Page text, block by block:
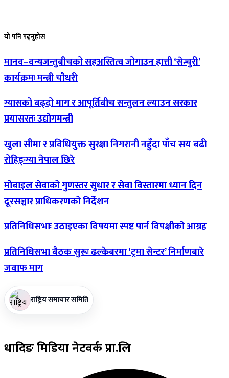
योपनि पढ्नुहोस
मानव–वन्यजन्तुबीचकोसहअस्तित्व जोगाउन हात्ती ‘सेन्चुरी’
कार्यक्रमः मन्त्री चौधरी
ग्यासकोबढ्दो माग र आपूर्तिबीच सन्तुलन ल्याउन सरकार
प्रयासरतः उद्योगमन्त्री
खुलासीमा र प्रविधियुक्त सुरक्षा निगरानी नहुँदा पाँच सय बढी
रोहिङ्ग्या नेपाल छिरे
मोबाइलसेवाको गुणस्तर सुधार र सेवा विस्तारमा ध्यान दिन
दूरसञ्चार प्राधिकरणको निर्देशन
प्रतिनिधिसभाःउठाइएका विषयमा स्पष्ट पार्न विपक्षीको आग्रह
प्रतिनिधिसभाबैठक सुरूः ढल्केबरमा ‘ट्रमा सेन्टर’ निर्माणबारे
जवाफ माग
राष्ट्रिय समाचार समिति
धादिङमिडिया नेटवर्क प्रा.लि